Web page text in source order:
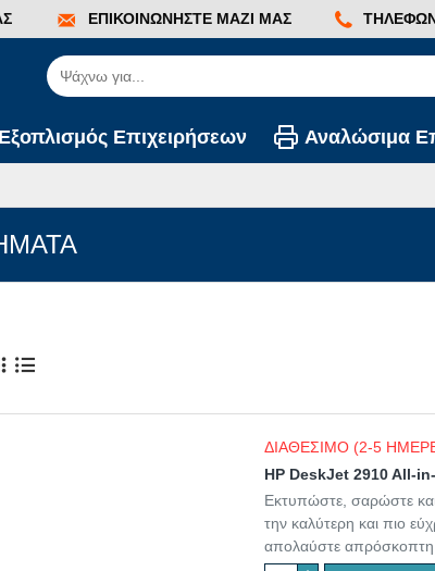
ΕΠΙΚΟΙΝΩΝΉΣΤΕ ΜΑΖΊ ΜΑΣ
Εξοπλισμός Επιχειρήσεων Αναλώσιμα
ΔΙΑΘΕΣΙΜΟ (2-5
HP DeskJet 2910 All-
Εκτυπώστε, σαρώστε
την καλύτερη και πιο
απολαύστε απρόσκοπτη